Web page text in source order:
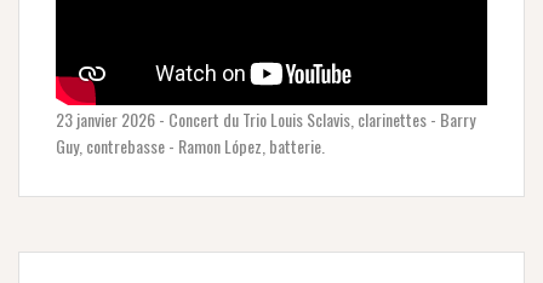
23 janvier 2026 - Concert du Trio Louis Sclavis, clarinettes - Barry
Guy, contrebasse - Ramon López, batterie.